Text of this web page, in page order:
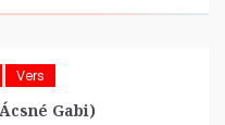
Vers
Gabi)